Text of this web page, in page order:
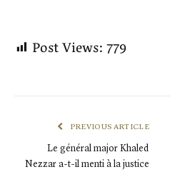
Post Views:779
PREVIOUS ARTICLE
Le général major Khaled
Nezzar a-t-il menti à la justice